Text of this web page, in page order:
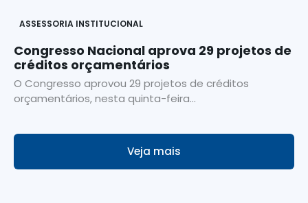
ASSESSORIA INSTITUCIONAL
Congresso Nacional aprova 29 projetos de
créditos orçamentários
O Congresso aprovou 29 projetos de créditos
orçamentários, nesta quinta-feira...
Veja mais